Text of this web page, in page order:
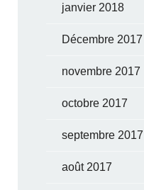
janvier 2018
Décembre 2017
novembre 2017
octobre 2017
septembre 2017
août 2017